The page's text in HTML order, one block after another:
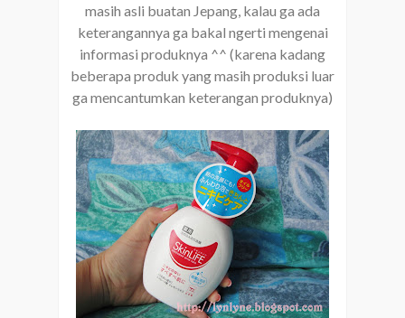
masih asli buatan Jepang, kalau ga ada
keterangannya ga bakal ngerti mengenai
informasi produknya ^^ (karena kadang
beberapa produk yang masih produksi luar
ga mencantumkan keterangan produknya)